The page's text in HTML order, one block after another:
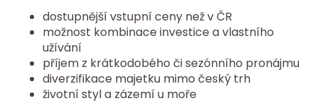
dostupnější vstupní ceny než v ČR
možnost kombinace investice a vlastního
užívání
příjem z krátkodobého či sezónního pronájmu
diverzifikace majetku mimo český trh
životní styl a zázemí u moře